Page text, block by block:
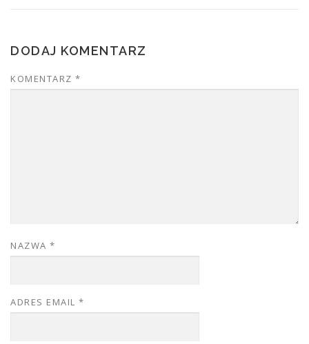
DODAJ KOMENTARZ
KOMENTARZ *
NAZWA *
ADRES EMAIL *